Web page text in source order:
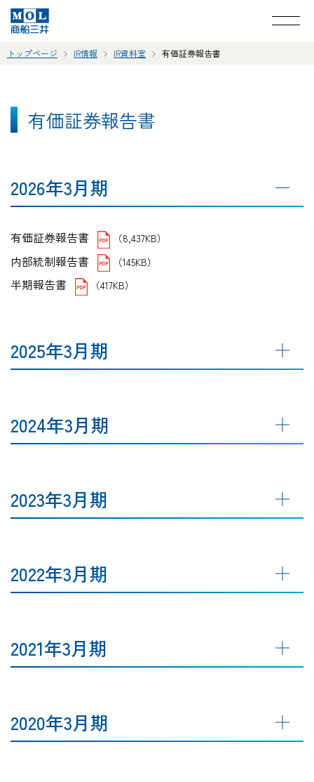
トップページ IR情報 IR資料室 有価証券報告書
有価証券報告書
2026年3月期
有価証券報告書 （8,437KB）
内部統制報告書 （145KB）
半期報告書 （417KB）
2025年3月期
2024年3月期
2023年3月期
2022年3月期
2021年3月期
2020年3月期